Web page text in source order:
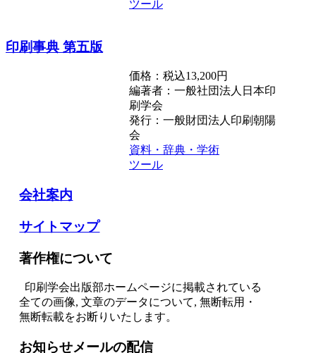
ツール
印刷事典 第五版
価格：税込13,200円
編著者：一般社団法人日本印
刷学会
発行：一般財団法人印刷朝陽
会
資料・辞典・学術
ツール
会社案内
サイトマップ
著作権について
印刷学会出版部ホームページに掲載されている
全ての画像, 文章のデータについて, 無断転用・
無断転載をお断りいたします。
お知らせメールの配信